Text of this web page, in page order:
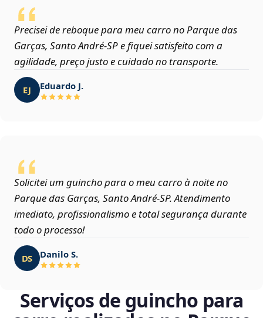
Precisei de reboque para meu carro no Parque das
Garças, Santo André‑SP e fiquei satisfeito com a
agilidade, preço justo e cuidado no transporte.
EJ Eduardo J.
Solicitei um guincho para o meu carro à noite no
Parque das Garças, Santo André‑SP. Atendimento
imediato, profissionalismo e total segurança durante
todo o processo!
DS Danilo S.
Serviços de guincho para